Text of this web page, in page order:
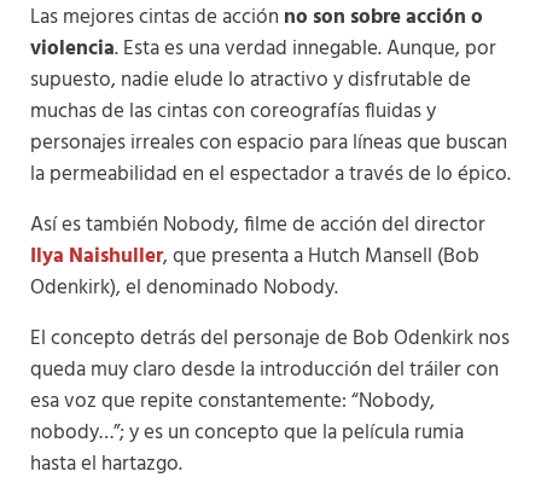
Las mejores cintas de acción no son sobre acción o
violencia. Esta es una verdad innegable. Aunque, por
supuesto, nadie elude lo atractivo y disfrutable de
muchas de las cintas con coreografías fluidas y
personajes irreales con espacio para líneas que buscan
la permeabilidad en el espectador a través de lo épico.
Así es también Nobody, filme de acción del director
Ilya Naishuller, que presenta a Hutch Mansell (Bob
Odenkirk), el denominado Nobody.
El concepto detrás del personaje de Bob Odenkirk nos
queda muy claro desde la introducción del tráiler con
esa voz que repite constantemente: “Nobody,
nobody…”; y es un concepto que la película rumia
hasta el hartazgo.